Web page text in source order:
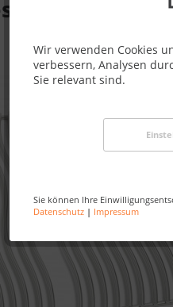
Wir verwenden Cookies
verbessern, Analysen
Sie relevant sind.
Sie können Ihre
Datenschutz | Impressum
PRO 500